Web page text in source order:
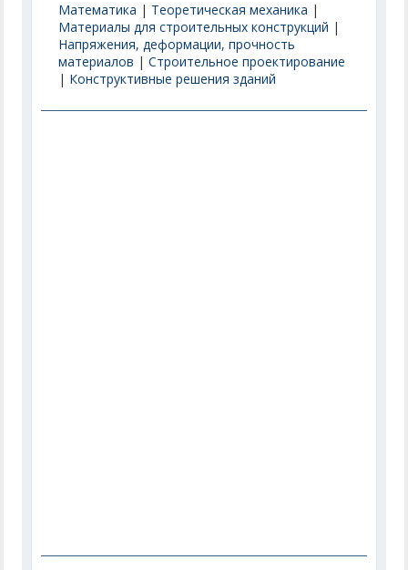
Математика | Теоретическая механика |
Материалы для строительных конструкций |
Напряжения, деформации, прочность
материалов |Строительное проектирование
| Конструктивные решения зданий